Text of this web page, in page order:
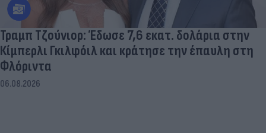
Τραμπ Τζούνιορ: Έδωσε 7,6 εκατ. δολάρια στην
Κίμπερλι Γκιλφόιλ και κράτησε την έπαυλη στη
Φλόριντα
06.08.2026